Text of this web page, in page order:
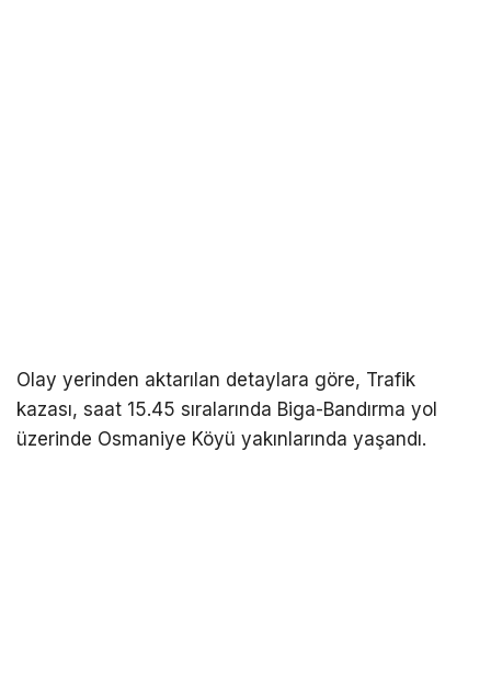
Olay yerinden aktarılan detaylara göre, Trafik
kazası, saat 15.45 sıralarında Biga-Bandırma yol
üzerinde Osmaniye Köyü yakınlarında yaşandı.